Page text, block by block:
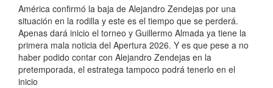
América confirmó la baja de Alejandro Zendejas por una
situación en la rodilla y este es el tiempo que se perderá.
Apenas dará inicio el torneo y Guillermo Almada ya tiene la
primera mala noticia del Apertura 2026. Y es que pese a no
haber podido contar con Alejandro Zendejas en la
pretemporada, el estratega tampoco podrá tenerlo en el
inicio